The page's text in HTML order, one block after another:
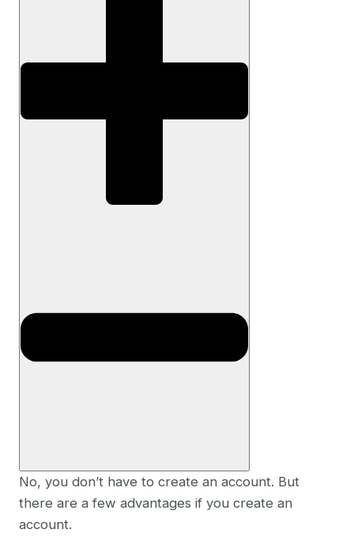
No, you don’t have to create an account. But
there are a few advantages if you create an
account.